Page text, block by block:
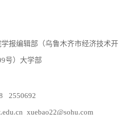
报编辑部（乌鲁木齐市经济技术开
号）大学部
2550692
xuebao22@sohu.com